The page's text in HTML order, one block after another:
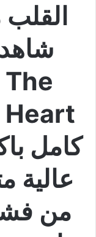
القلب
كامل
عالية
من